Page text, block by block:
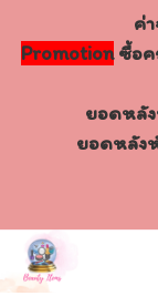
ค่
Promotionซื้อค
ยอดหลั
ยอดหลัง